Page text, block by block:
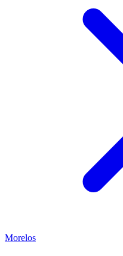
Morelos